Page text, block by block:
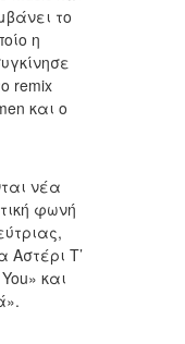
το
η
remix
και ο
νέα
φωνή
Αστέρι Τ’
και